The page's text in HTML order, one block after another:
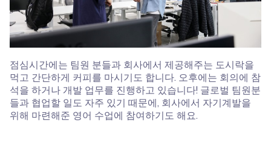
​점심시간에는 팀원 분들과 회사에서 제공해주는 도시락을
먹고 간단하게 커피를 마시기도 합니다. 오후에는 회의에 참
석을 하거나 개발 업무를 진행하고 있습니다! 글로벌 팀원분
들과 협업할 일도 자주 있기 때문에, 회사에서 자기계발을
위해 마련해준 영어 수업에 참여하기도 해요.